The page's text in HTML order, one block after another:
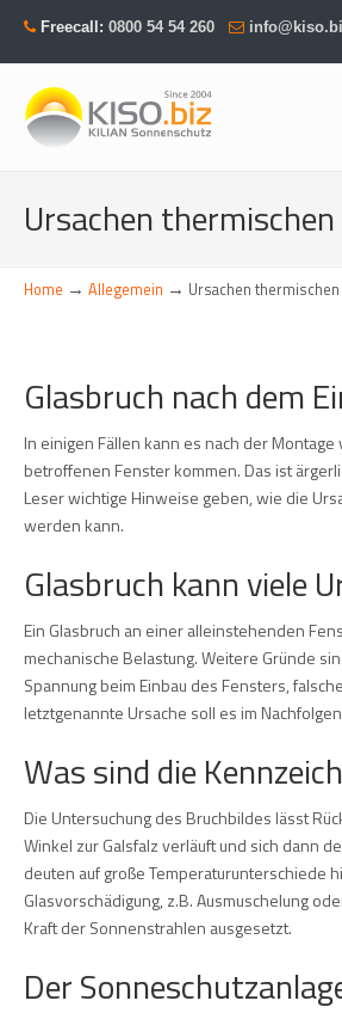
Freecall: 0800 54 54 260
Ursachen
Home → Allegemein → Ursachen
Glasbruch nach dem
In einigen Fällen kann es nach der
betroffenen Fenster kommen. Das ist
Leser wichtige Hinweise geben, wie die
werden kann.
Glasbruch kann viele
Ein Glasbruch an einer alleinstehenden
mechanische Belastung. Weitere Gründe
Spannung beim Einbau des Fensters,
letztgenannte Ursache soll es im
Was sind die
Die Untersuchung des Bruchbildes lässt
Winkel zur Galsfalz verläuft und sich dann
deuten auf große Temperaturunterschiede
Glasvorschädigung, z.B. Ausmuschelung
Kraft der Sonnenstrahlen ausgesetzt.
Der